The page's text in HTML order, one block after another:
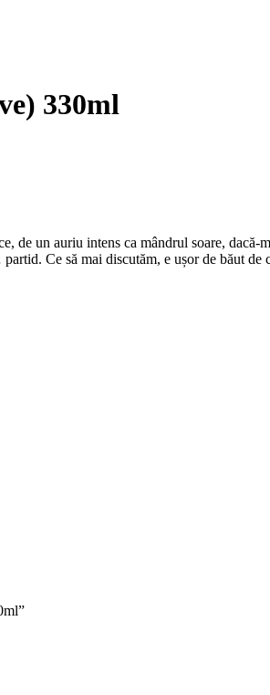
330ml
de un auriu intens ca mândrul soare,
Ce să mai discutăm, e ușor de băut de